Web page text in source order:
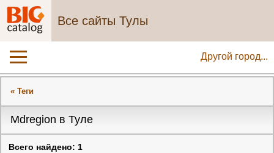
Все сайты Тулы
Другой город...
« Теги
Mdregion в Туле
Всего найдено: 1